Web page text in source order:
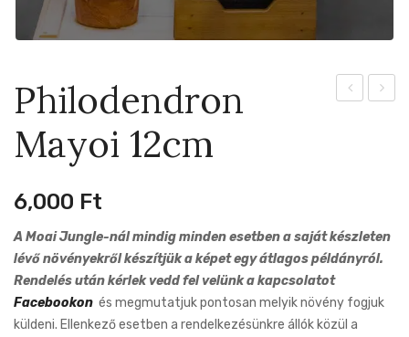
Philodendron
Mayoi 12cm
6,000 Ft
A Moai Jungle-nál mindig minden esetben a saját készleten
lévő növényekről készítjük a képet egy átlagos példányról.
Rendelés után kérlek vedd fel velünk a kapcsolatot
Facebookon és megmutatjuk pontosan melyik növény fogjuk
küldeni. Ellenkező esetben a rendelkezésünkre állók közül a